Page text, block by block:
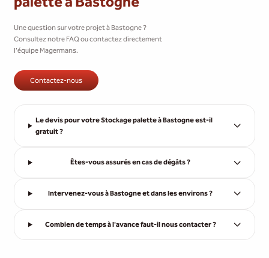
Une question sur votre projet à Bastogne ?
Consultez notre FAQ ou contactez directement
l'équipe Magermans.
Contactez-nous
Le devis pour votre Stockage palette à Bastogne est-il
gratuit ?
Êtes-vous assurés en cas de dégâts ?
Intervenez-vous à Bastogne et dans les environs ?
Combien de temps à l'avance faut-il nous contacter ?